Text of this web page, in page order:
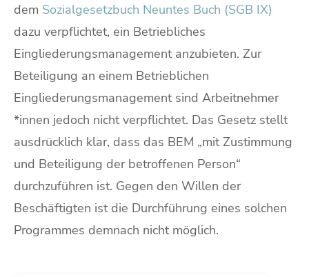
dem Sozialgesetzbuch Neuntes Buch (SGB IX)
dazu verpflichtet, ein Betriebliches
Eingliederungsmanagement anzubieten. Zur
Beteiligung an einem Betrieblichen
Eingliederungsmanagement sind Arbeitnehmer
*innen jedoch nicht verpflichtet. Das Gesetz stellt
ausdrücklich klar, dass das BEM „mit Zustimmung
und Beteiligung der betroffenen Person“
durchzuführen ist. Gegen den Willen der
Beschäftigten ist die Durchführung eines solchen
Programmes demnach nicht möglich.